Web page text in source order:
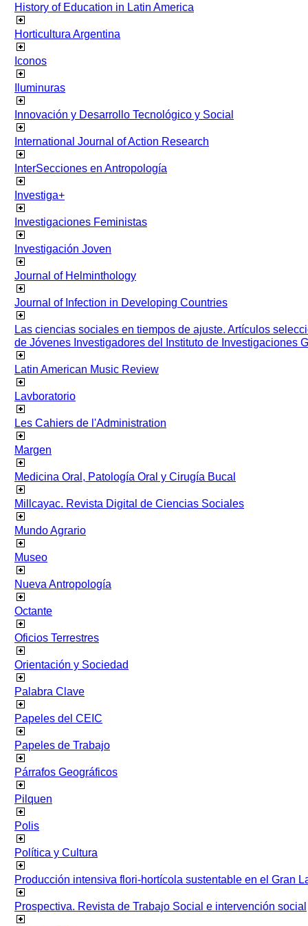
History of Education in Latin America
Horticultura Argentina
Iconos
Iluminuras
Innovación y Desarrollo Tecnológico y Social
International Journal of Action Research
InterSecciones en Antropología
Investiga+
Investigaciones Feministas
Investigación Joven
Journal of Helminthology
Journal of Infection in Developing Countries
Las ciencias sociales en tiempos de ajuste. Artículos
de Jóvenes Investigadores del Instituto de Investigaciones
Latin American Music Review
Lavboratorio
Les Cahiers de l'Administration
Margen
Medicina Oral, Patología Oral y Cirugía Bucal
Millcayac. Revista Digital de Ciencias Sociales
Mundo Agrario
Museo
Nueva Antropología
Octante
Oficios Terrestres
Orientación y Sociedad
Palabra Clave
Papeles del CEIC
Papeles de Trabajo
Párrafos Geográficos
Pilquen
Polis
Política y Cultura
Producción intensiva flori-hortícola sustentable en el Gran
Prospectiva. Revista de Trabajo Social e intervención social